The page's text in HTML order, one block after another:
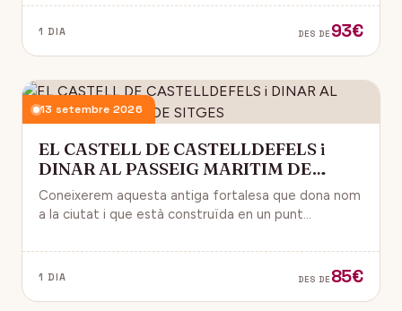
1 DIA DES DE 93€
13 setembre 2026
EL CASTELL DE CASTELLDEFELS i
DINAR AL PASSEIG MARITIM DE
SITGES
Coneixerem aquesta antiga fortalesa que dona nom
a la ciutat i que està construïda en un punt
1 DIA DES DE 85€